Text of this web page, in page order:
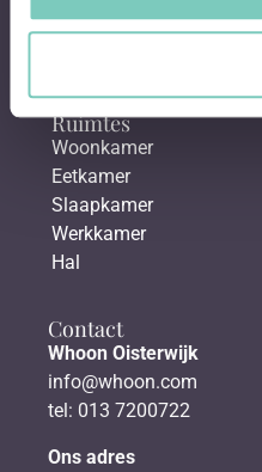
Interieur posts
Ruimtes
Woonkamer
Eetkamer
Slaapkamer
Werkkamer
Hal
Contact
Whoon Oisterwijk
info@whoon.com
tel: 013 7200722
Ons adres